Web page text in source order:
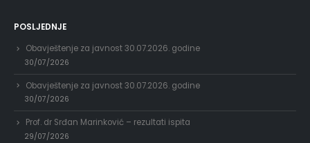
POSLJEDNJE
Obavještenje za javnost 30.07.2026. godine
30/07/2026
Obavještenje za javnost 30.07.2026. godine
30/07/2026
Prof. dr Srđan Marinković – rezultati ispita
29/07/2026